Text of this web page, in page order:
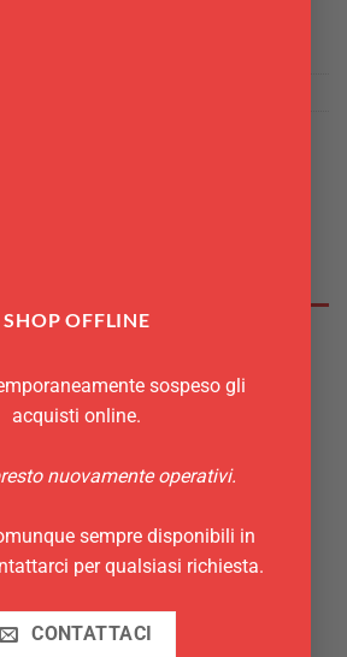
SHOP OFFLINE
sospeso gli
acquisti online.
nuovamente operativi.
sempre disponibili in
per qualsiasi richiesta.
CONTATTACI
dai professionisti è servire il
legno usa e getta. Il cono è ideale
e tutti i cibi che non siano
Il cono ti permetterà di presentare
piatto inoltre l’uso del legno ti
sensazione di genuinità e